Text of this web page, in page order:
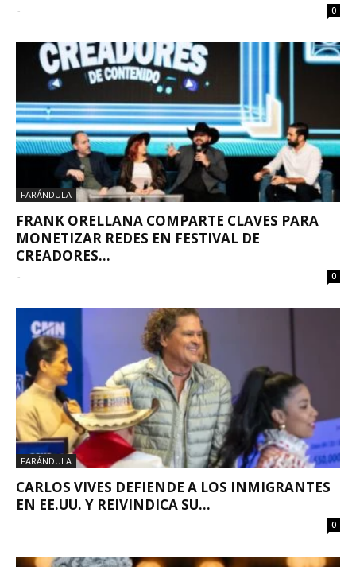
- 0
FARÁNDULA
FRANK ORELLANA COMPARTE CLAVES PARA
MONETIZAR REDES EN FESTIVAL DE
CREADORES...
- 0
FARÁNDULA
CARLOS VIVES DEFIENDE A LOS INMIGRANTES
EN EE.UU. Y REIVINDICA SU...
- 0